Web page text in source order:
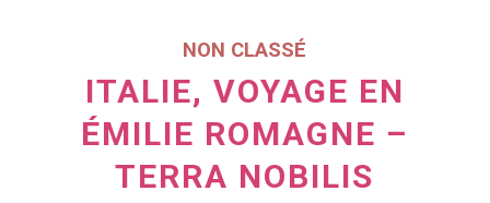
NON CLASSÉ
ITALIE, VOYAGE EN
ÉMILIE ROMAGNE –
TERRA NOBILIS